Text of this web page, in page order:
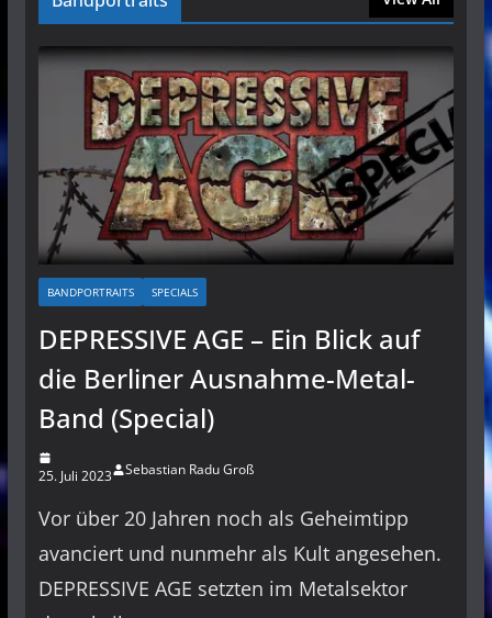
BANDPORTRAITS SPECIALS
DEPRESSIVE AGE – Ein Blick auf
die Berliner Ausnahme-Metal-
Band (Special)
25. Juli 2023 Sebastian Radu Groß
Vor über 20 Jahren noch als Geheimtipp
avanciert und nunmehr als Kult angesehen.
DEPRESSIVE AGE setzten im Metalsektor